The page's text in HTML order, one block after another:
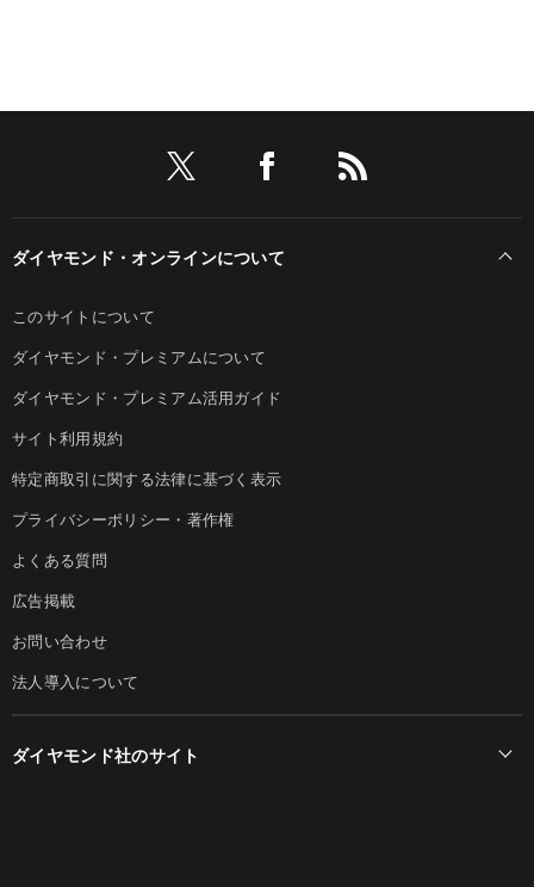
ダイヤモンド・オンラインについて
このサイトについて
ダイヤモンド・プレミアムについて
ダイヤモンド・プレミアム活用ガイド
サイト利用規約
特定商取引に関する法律に基づく表示
プライバシーポリシー・著作権
よくある質問
広告掲載
お問い合わせ
法人導入について
ダイヤモンド社のサイト